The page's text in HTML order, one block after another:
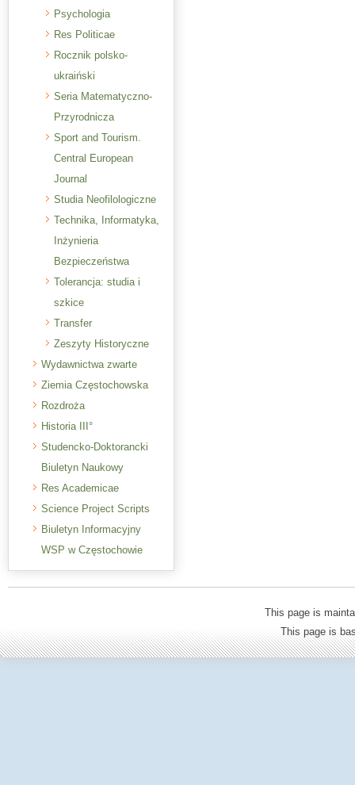
Psychologia
Res Politicae
Rocznik polsko-
ukraiński
Seria Matematyczno-
Przyrodnicza
Sport and Tourism.
Central European
Journal
Studia Neofilologiczne
Technika, Informatyka,
Inżynieria
Bezpieczeństwa
Tolerancja: studia i
szkice
Transfer
Zeszyty Historyczne
Wydawnictwa zwarte
Ziemia Częstochowska
Rozdroża
Historia III°
Studencko-Doktorancki
Biuletyn Naukowy
Res Academicae
Science Project Scripts
Biuletyn Informacyjny
WSP w Częstochowie
This page is
This page is